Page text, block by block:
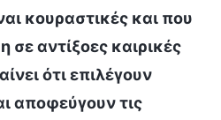
κουραστικές και που
σε αντίξοες καιρικές
ότι επιλέγουν
αποφεύγουν τις